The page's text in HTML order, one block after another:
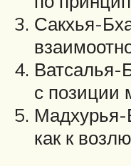
Сакхья-
Ватсалья-
с позиции
Мадхурья-
как к